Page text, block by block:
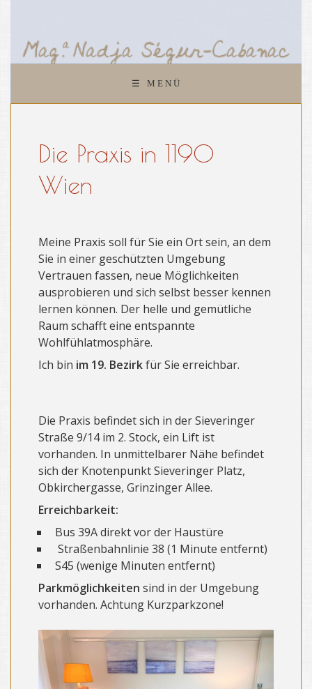
ANGEBOT
☰ MENÜ
Die Praxis in 1190
Wien
Meine Praxis soll für Sie ein Ort sein, an dem
Sie in einer geschützten Umgebung
Vertrauen fassen, neue Möglichkeiten
ausprobieren und sich selbst besser kennen
lernen können. Der helle und gemütliche
Raum schafft eine entspannte
Wohlfühlatmosphäre.
Ich bin im 19. Bezirkfür Sie erreichbar.
Die Praxis befindet sich in der Sieveringer
Straße 9/14 im 2. Stock, ein Lift ist
vorhanden. In unmittelbarer Nähe befindet
sich der Knotenpunkt Sieveringer Platz,
Obkirchergasse, Grinzinger Allee.
Erreichbarkeit:
Bus 39A direkt vor der Haustüre
Straßenbahnlinie 38 (1 Minute entfernt)
S45 (wenige Minuten entfernt)
Parkmöglichkeiten sind in der Umgebung
vorhanden. Achtung Kurzparkzone!